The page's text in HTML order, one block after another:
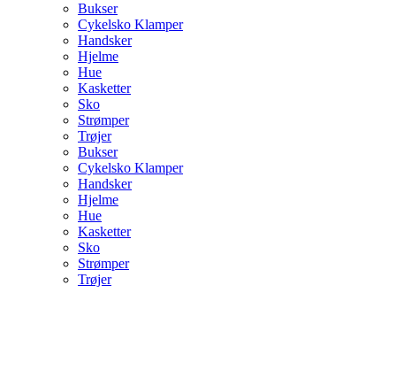
Bukser
Cykelsko Klamper
Handsker
Hjelme
Hue
Kasketter
Sko
Strømper
Trøjer
Bukser
Cykelsko Klamper
Handsker
Hjelme
Hue
Kasketter
Sko
Strømper
Trøjer